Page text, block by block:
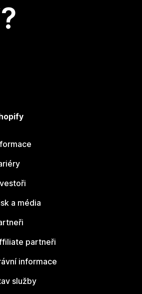
a média
partneři
informace
služby